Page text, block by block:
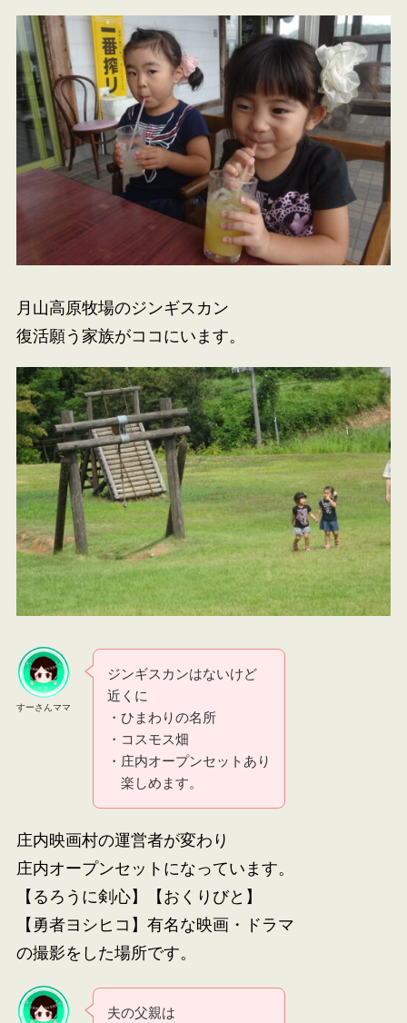
月山高原牧場のジンギスカン
復活願う家族がココにいます。
すーさんママ
ジンギスカンはないけど
近くに
・ひまわりの名所
・コスモス畑
・庄内オープンセットあり
楽しめます。
庄内映画村の運営者が変わり
庄内オープンセットになっています。
【るろうに剣心】【おくりびと】
【勇者ヨシヒコ】有名な映画・ドラマ
の撮影をした場所です。
夫の父親は